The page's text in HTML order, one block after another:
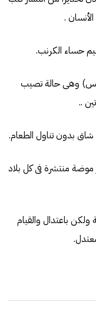
.
حساء الكرنب.
وهى حالة تصيب
..
شاق بدون تناول الطعام.
موضة منتشرة فى كل بلاد
باعتدال والقيام